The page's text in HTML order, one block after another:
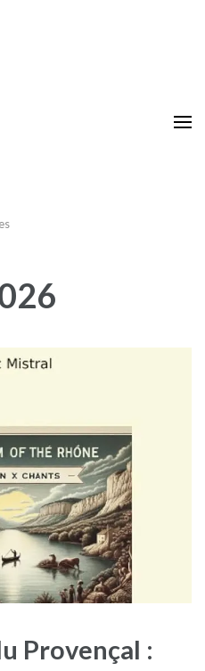
Provençal :